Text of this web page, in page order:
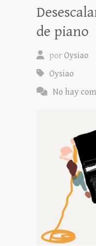
de piano
porOysiao
Oysiao
No hay